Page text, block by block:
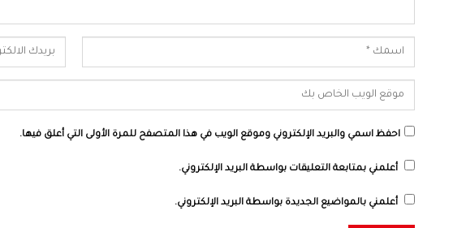
احفظ اسمي والبريد الإلكتروني وموقع الويب في هذا المتصفح للمرة الأولى التي أعلق فيها.
أعلمني بمتابعة التعليقات بواسطة البريد الإلكتروني.
أعلمني بالمواضيع الجديدة بواسطة البريد الإلكتروني.